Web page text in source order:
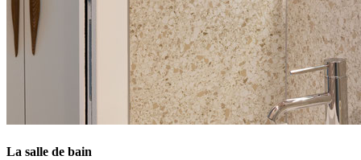
La salle de bain